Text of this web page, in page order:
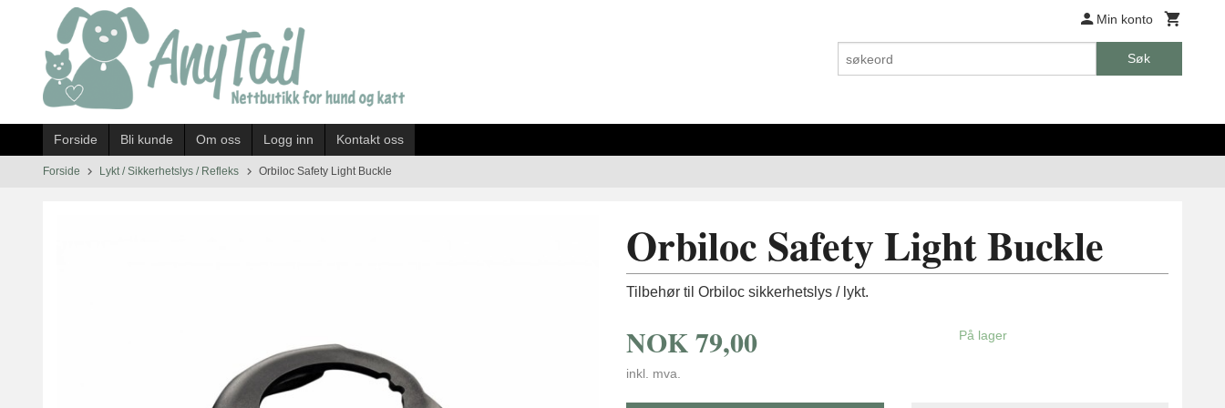
innholdet
Min konto
Søk
Forside Bli kunde Om oss Logg inn Kontakt oss
Forside Lykt / Sikkerhetslys / Refleks Orbiloc Safety Light Buckle
Orbiloc Safety Light Buckle
Tilbehør til Orbiloc sikkerhetslys / lykt.
NOK79,00
inkl. mva.
På lager